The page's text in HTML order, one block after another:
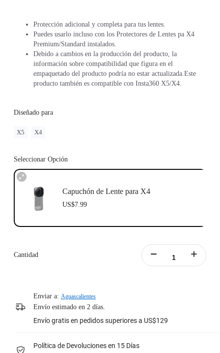
Protección adicional y completa para tus lentes.
Puedes usarlo incluso con los Protectores de Lentes pa X4
Premium/Standard instalados.
Debido a cambios en la producción del producto, la
información sobre compatibilidad que figura en el
empaquetado del producto podría no estar actualizada.Este
producto también es compatible con Insta360 X5/X4.
Diseñado para
X5 X4
Seleccionar Opción
Capuchón de Lente para X4
US$7.99
Cantidad
Enviar a: Aguascalientes
Envío estimado en 2 días.
Envío gratis en pedidos superiores a US$129
Política de Devoluciones en 15 Días